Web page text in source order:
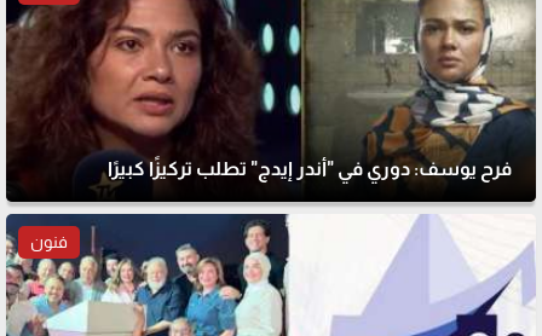
فرح يوسف: دوري في "أندر إيدج" تطلب تركيزًا كبيرًا
فنون